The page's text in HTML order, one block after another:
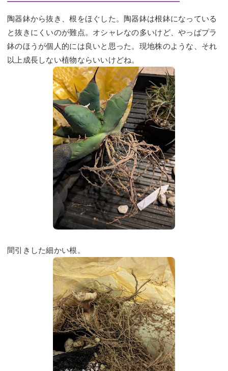
陶器鉢から抜き、根をほぐした。陶器鉢は根鉢になっている
と抜きにくいのが難点。オシャレなの多いけど、やっぱプラ
鉢のほうが個人的には良いと思った。現地株のような、それ
以上成長しない植物ならいいけどね。
間引きした細かい根。